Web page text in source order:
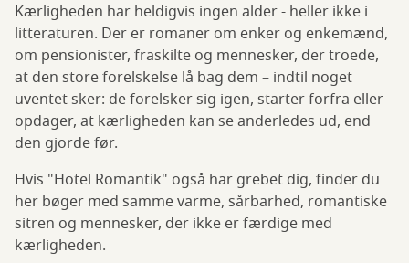
Kærligheden har heldigvis ingen alder - heller ikke i
litteraturen. Der er romaner om enker og enkemænd,
om pensionister, fraskilte og mennesker, der troede,
at den store forelskelse lå bag dem – indtil noget
uventet sker: de forelsker sig igen, starter forfra eller
opdager, at kærligheden kan se anderledes ud, end
den gjorde før.
Hvis "Hotel Romantik" også har grebet dig, finder du
her bøger med samme varme, sårbarhed, romantiske
sitren og mennesker, der ikke er færdige med
kærligheden.